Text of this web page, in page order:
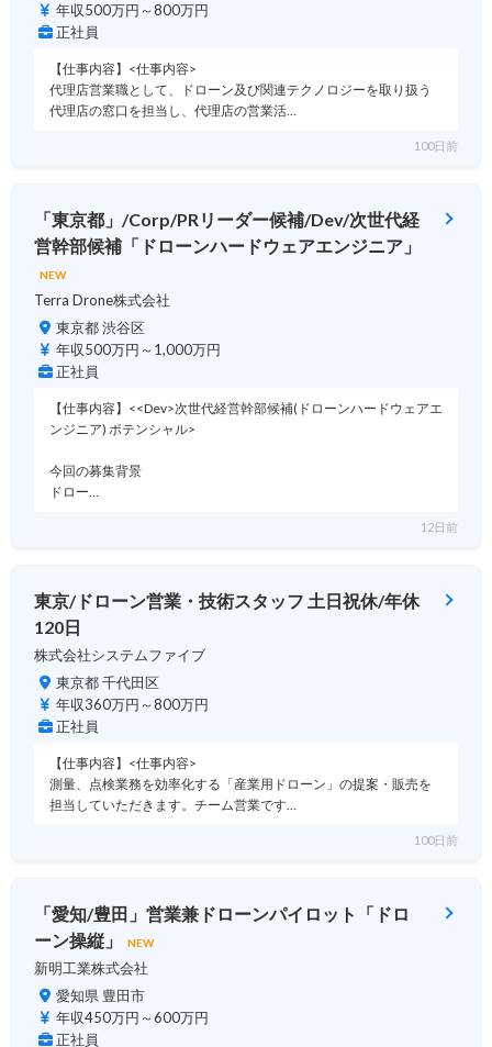
年収500万円～800万円
正社員
【仕事内容】<仕事内容>
代理店営業職として、ドローン及び関連テクノロジーを取り扱う
代理店の窓口を担当し、代理店の営業活…
100日前
「東京都」/Corp/PRリーダー候補/Dev/次世代経
営幹部候補「ドローンハードウェアエンジニア」
NEW
Terra Drone株式会社
東京都 渋谷区
年収500万円～1,000万円
正社員
【仕事内容】<<Dev>次世代経営幹部候補(ドローンハードウェアエ
ンジニア) ポテンシャル>
今回の募集背景
ドロー…
12日前
東京/ドローン営業・技術スタッフ 土日祝休/年休
120日
株式会社システムファイブ
東京都 千代田区
年収360万円～800万円
正社員
【仕事内容】<仕事内容>
測量、点検業務を効率化する「産業用ドローン」の提案・販売を
担当していただきます。チーム営業です…
100日前
「愛知/豊田」営業兼ドローンパイロット「ドロ
ーン操縦」
NEW
新明工業株式会社
愛知県 豊田市
年収450万円～600万円
正社員